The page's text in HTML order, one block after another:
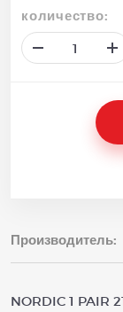
количество:
Производитель:
NORDIC 1 PAIR